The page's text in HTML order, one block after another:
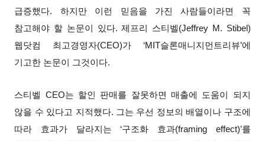
급증했다. 하지만 이런 믿음을 가진 사람들이라면 꼭
참고해야 할 논문이 있다. 제프리 스티벨(Jeffrey M. Stibel)
웹닷컴 최고경영자(CEO)가 ‘MIT슬론매니지먼트리뷰’에
기고한 논문이 그것이다.
스티벨 CEO는 할인 판매를 잘못하면 매출에 도움이 되지
않을 수 있다고 지적했다. 그는 우선 정보의 배열이나 구조에
따라 효과가 달라지는 ‘구조화 효과(framing effect)’를